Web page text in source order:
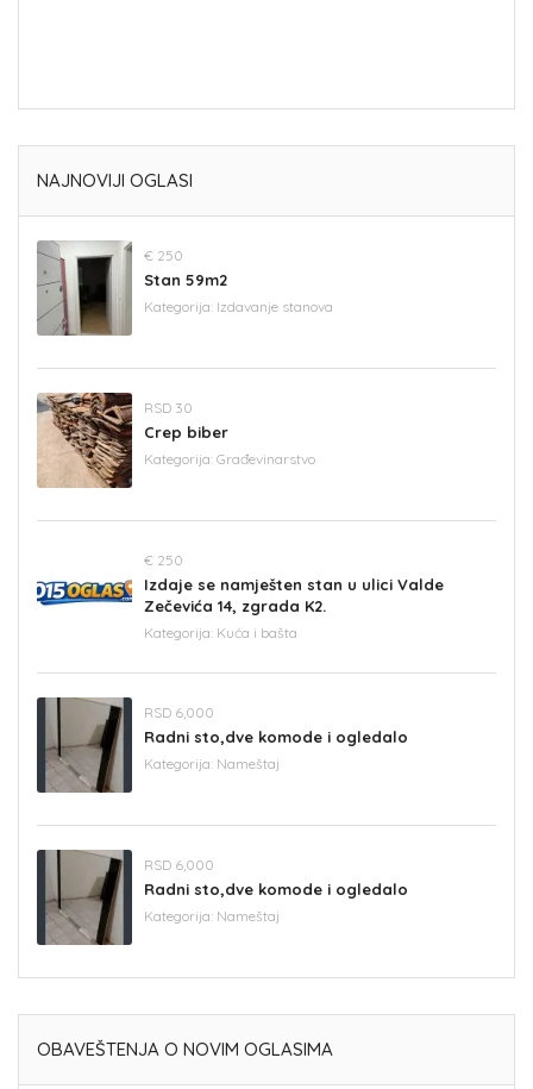
NAJNOVIJI OGLASI
€ 250
Stan 59m2
Kategorija: Izdavanje stanova
RSD 30
Crep biber
Kategorija: Građevinarstvo
€ 250
Izdaje se namješten stan u ulici Valde
Zečevića 14, zgrada K2.
Kategorija: Kuća i bašta
RSD 6,000
Radni sto,dve komode i ogledalo
Kategorija: Nameštaj
RSD 6,000
Radni sto,dve komode i ogledalo
Kategorija: Nameštaj
OBAVEŠTENJA O NOVIM OGLASIMA